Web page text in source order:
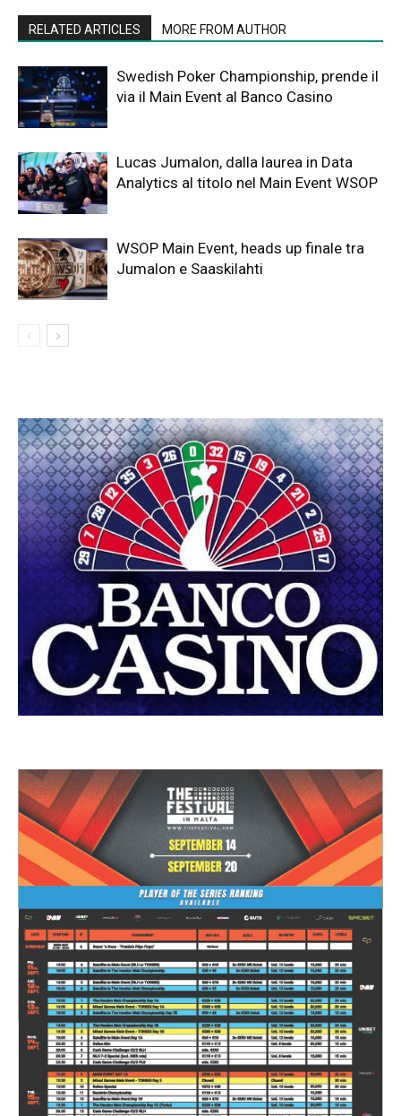
RELATED ARTICLES MORE FROM AUTHOR
Swedish Poker Championship, prende il
via il Main Event al Banco Casino
Lucas Jumalon, dalla laurea in Data
Analytics al titolo nel Main Event WSOP
WSOP Main Event, heads up finale tra
Jumalon e Saaskilahti